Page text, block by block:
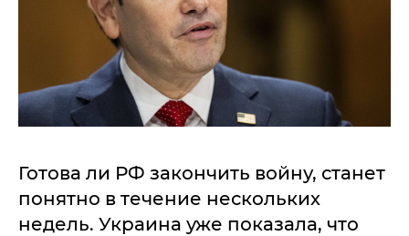
Готова ли РФ закончить войну, станет
понятно в течение нескольких
недель. Украина уже показала, что